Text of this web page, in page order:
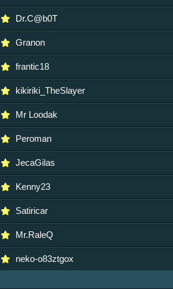
Dr.C@b0T
Granon
frantic18
kikiriki_TheSlayer
Mr Loodak
Peroman
JecaGilas
Kenny23
Satiricar
Mr.RaleQ
neko-o83ztgox